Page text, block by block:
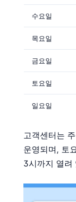
수요일
목요일
금요일
토요일
일요일
고객센터는
운영되며, 토
3시까지 열려